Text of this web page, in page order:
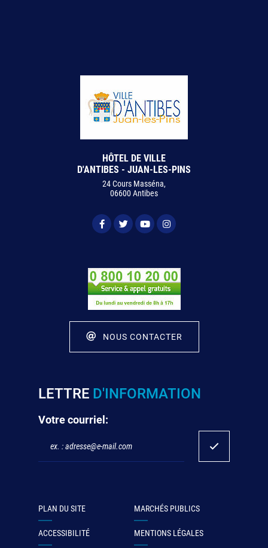
HÔTEL DE VILLE
D'ANTIBES - JUAN-LES-PINS
24 Cours Masséna,
06600 Antibes
NOUS CONTACTER
LETTRE D'INFORMATION
Votre courriel:
PLAN DU SITE MARCHÉS PUBLICS
ACCESSIBILITÉ MENTIONS LÉGALES